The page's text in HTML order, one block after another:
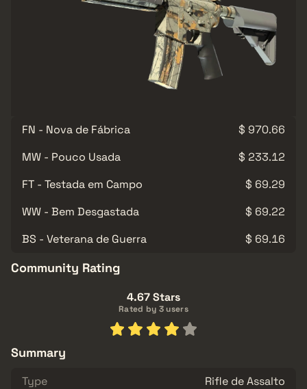
FN - Nova de Fábrica
$ 970.66
MW - Pouco Usada
$ 233.12
FT - Testada em Campo
$ 69.29
WW - Bem Desgastada
$ 69.22
BS - Veterana de Guerra
$ 69.16
Community Rating
4.67 Stars
Rated by 3 users
Summary
Type
Rifle de Assalto